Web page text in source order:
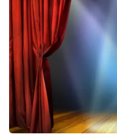
535 laatste 30 minuten
BESTEL NU